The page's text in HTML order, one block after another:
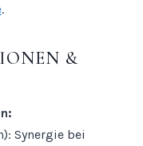
.
&
Synergie bei